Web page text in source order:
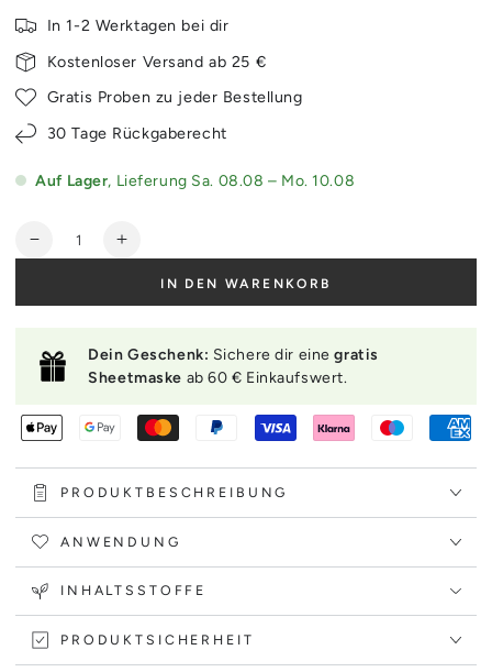
In 1-2 Werktagen bei dir
Kostenloser Versand ab 25 €
Gratis Proben zu jeder Bestellung
30 Tage Rückgaberecht
Auf Lager, Lieferung Sa. 08.08 – Mo. 10.08
Verringere
Zero-
Cast
Finish
Sunscreen
50ml
Erhöhe
Menge
Zero-
Cast
Finish
Sunscreen
50ml
IN DEN WARENKORB
Dein Geschenk: Sichere dir einegratis
Sheetmaske ab 60 € Einkaufswert.
PRODUKTBESCHREIBUNG
ANWENDUNG
INHALTSSTOFFE
PRODUKTSICHERHEIT